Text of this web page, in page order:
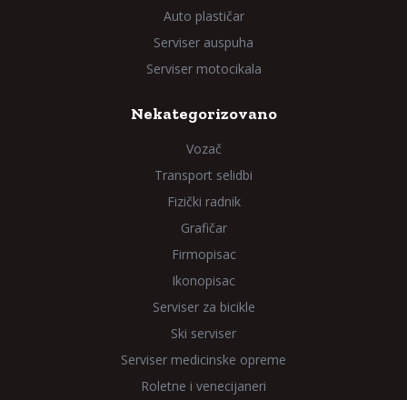
Auto plastičar
Serviser auspuha
Serviser motocikala
Nekategorizovano
Vozač
Transport selidbi
Fizički radnik
Grafičar
Firmopisac
Ikonopisac
Serviser za bicikle
Ski serviser
Serviser medicinske opreme
Roletne i venecijaneri